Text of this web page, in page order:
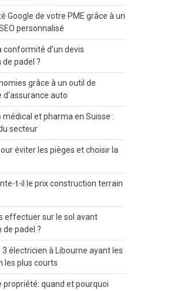
Google de votre PME grâce à un
personnalisé
d’un devis
padel ?
grâce à un outil de
auto
médical et pharma en Suisse :
secteur
éviter les pièges et choisir la
t-il le prix construction terrain
effectuer sur le sol avant
de padel ?
3 électricien à Libourne ayant les
les plus courts
propriété: quand et pourquoi